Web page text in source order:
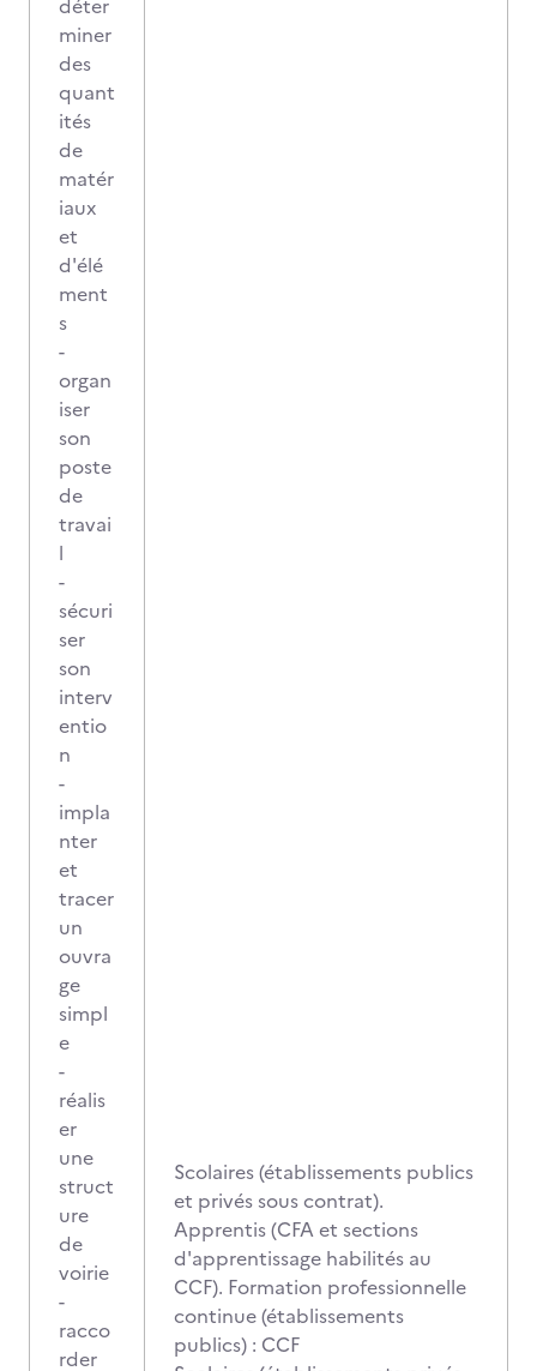
déter
miner
des
quant
ités
de
matér
iaux
et
d'élé
ment
s
-
organ
iser
son
poste
de
travai
l
-
sécuri
ser
son
interv
entio
n
-
impla
nter
et
tracer
un
ouvra
ge
simpl
e
-
réalis
er
une
struct
ure
de
voirie
-
racco
rder
Scolaires (établissements publics
et privés sous contrat).
Apprentis (CFA et sections
d'apprentissage habilités au
CCF). Formation professionnelle
continue (établissements
publics) : CCF